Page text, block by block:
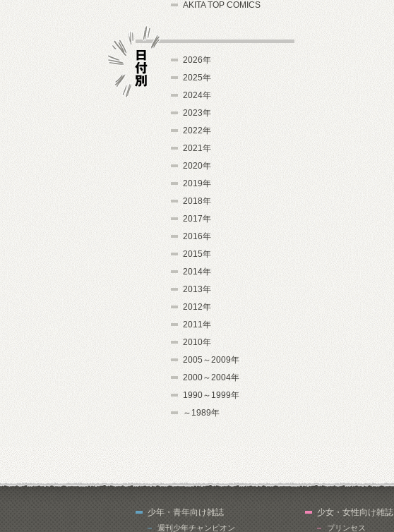
AKITA TOP COMICS
2026年
2025年
2024年
2023年
2022年
2021年
2020年
2019年
2018年
2017年
2016年
2015年
2014年
2013年
2012年
2011年
2010年
2005～2009年
2000～2004年
1990～1999年
～1989年
少年・青年向け雑誌
週刊少年チャンピオン
少女・女性向け雑誌
プリンセス